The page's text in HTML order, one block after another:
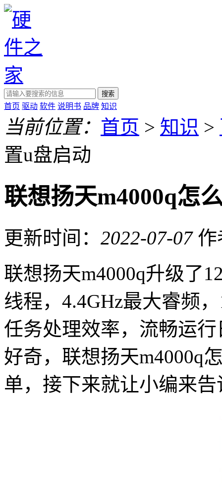
搜索
首页 驱动 软件 说明书 品牌 知识
当前位置： 首页 > 知识 >
置u盘启动
联想扬天m4000q怎
更新时间： 2022-07-07 作
联想扬天m4000q升级了
线程，4.4GHz最大睿频
任务处理效率，流畅运
好奇，联想扬天m4000q
单，接下来就让小编来